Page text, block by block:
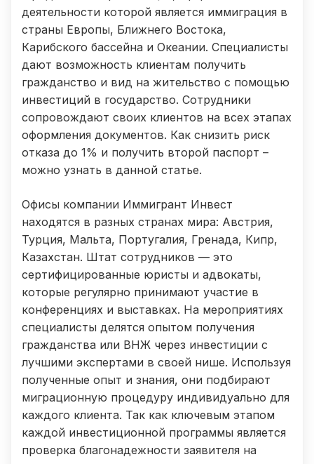
деятельности которой является иммиграция в
страны Европы, Ближнего Востока,
Карибского бассейна и Океании. Специалисты
дают возможность клиентам получить
гражданство и вид на жительство с помощью
инвестиций в государство. Сотрудники
сопровождают своих клиентов на всех этапах
оформления документов. Как снизить риск
отказа до 1% и получить второй паспорт –
можно узнать в данной статье.
Офисы компании Иммигрант Инвест
находятся в разных странах мира: Австрия,
Турция, Мальта, Португалия, Гренада, Кипр,
Казахстан. Штат сотрудников — это
сертифицированные юристы и адвокаты,
которые регулярно принимают участие в
конференциях и выставках. На мероприятиях
специалисты делятся опытом получения
гражданства или ВНЖ через инвестиции с
лучшими экспертами в своей нише. Используя
полученные опыт и знания, они подбирают
миграционную процедуру индивидуально для
каждого клиента. Так как ключевым этапом
каждой инвестиционной программы является
проверка благонадежности заявителя на